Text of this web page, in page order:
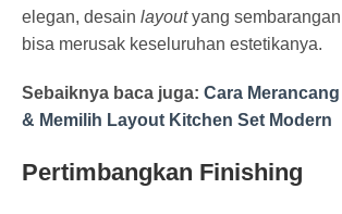
elegan, desain layoutyang sembarangan
bisa merusak keseluruhan estetikanya.
Sebaiknya baca juga: Cara Merancang
& Memilih Layout Kitchen Set Modern
Pertimbangkan Finishing